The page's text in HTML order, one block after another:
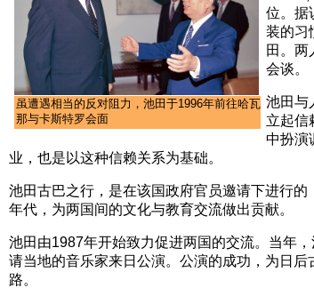
虽遭遇相当的反对阻力，池田于1996年前往哈瓦
那与卡斯特罗会面
位。据
装的习
田。两
会谈。
池田与
立起信
中扮演
业，也是以这种信赖关系为基础。
池田古巴之行，是在该国政府官员邀请下进行
年代，为两国间的文化与教育交流做出贡献。
池田由1987年开始致力促进两国的交流。当年
请当地的音乐家来日公演。公演的成功，为日
路。